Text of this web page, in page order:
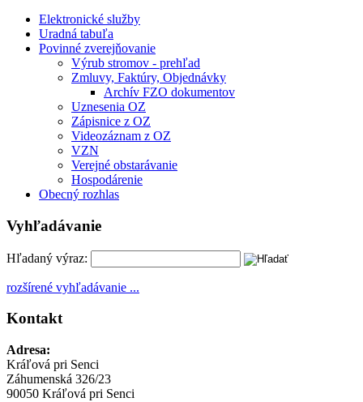
Elektronické služby
Uradná tabuľa
Povinné zverejňovanie
Výrub stromov - prehľad
Zmluvy, Faktúry, Objednávky
Archív FZO dokumentov
Uznesenia OZ
Zápisnice z OZ
Videozáznam z OZ
VZN
Verejné obstarávanie
Hospodárenie
Obecný rozhlas
Vyhľadávanie
Hľadaný výraz:
rozšírené vyhľadávanie ...
Kontakt
Adresa:
Kráľová pri Senci
Záhumenská 326/23
90050 Kráľová pri Senci